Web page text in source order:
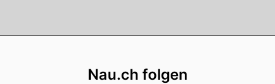
Nau.ch folgen